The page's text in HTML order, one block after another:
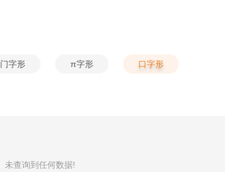
门字形 π字形 口字形
未查询到任何数据!